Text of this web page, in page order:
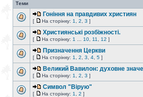
Теми
Гоніння на правдивих християн
[ На сторінку: 1 2 3 ]
Християнські розбіжності.
[ На сторінку: 1 10 11 12 ]
Призначення Церкви
[ На сторінку: 1 2 3 4 5 ]
Великий Вавилон: духовне
[ На сторінку: 1 2 3 ]
Символ "Вірую"
[ На сторінку: 1 2 ]